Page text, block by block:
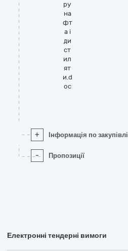
ру
на
фт
а і
ди
ст
ил
ят
и.d
oc
+ Інформація по закупівлі
- Пропозиції
Електронні тендерні вимоги